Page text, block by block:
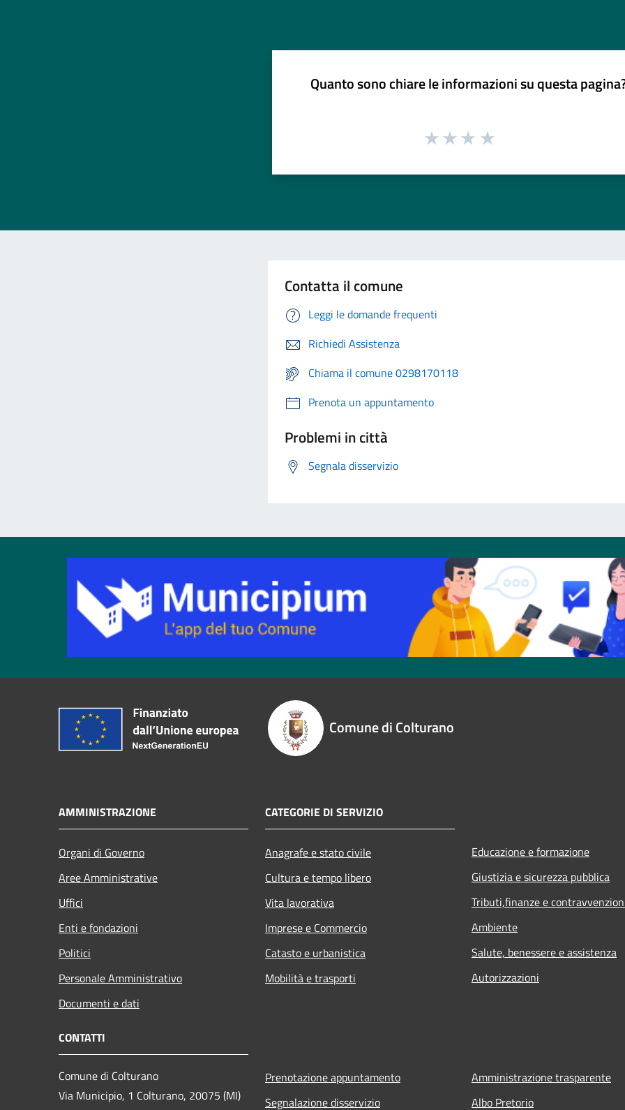
Quanto sono chiare le informazioni su questa
Contatta il comune
Leggi le domande frequenti
Richiedi Assistenza
Chiama il comune 0298170118
Prenota un appuntamento
Problemi in città
Segnala disservizio
Comune di Colturano
AMMINISTRAZIONE
Organi di Governo
Aree Amministrative
Uffici
Enti e fondazioni
Politici
Personale Amministrativo
Documenti e dati
CATEGORIE DI SERVIZIO
Anagrafe e stato civile
Cultura e tempo libero
Vita lavorativa
Imprese e Commercio
Catasto e urbanistica
Mobilità e trasporti
Educazione e formazione
Giustizia e sicurezza pubblica
Tributi,finanze e
Ambiente
Salute, benessere e assistenza
Autorizzazioni
CONTATTI
Comune di Colturano
Via Municipio, 1 Colturano, 20075 (MI)
Prenotazione appuntamento
Segnalazione disservizio
Amministrazione trasparente
Albo Pretorio